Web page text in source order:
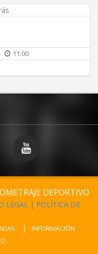
11:00
DEPORTIVO
LEGAL | POLÍTICA DE
INFORMACIÓN